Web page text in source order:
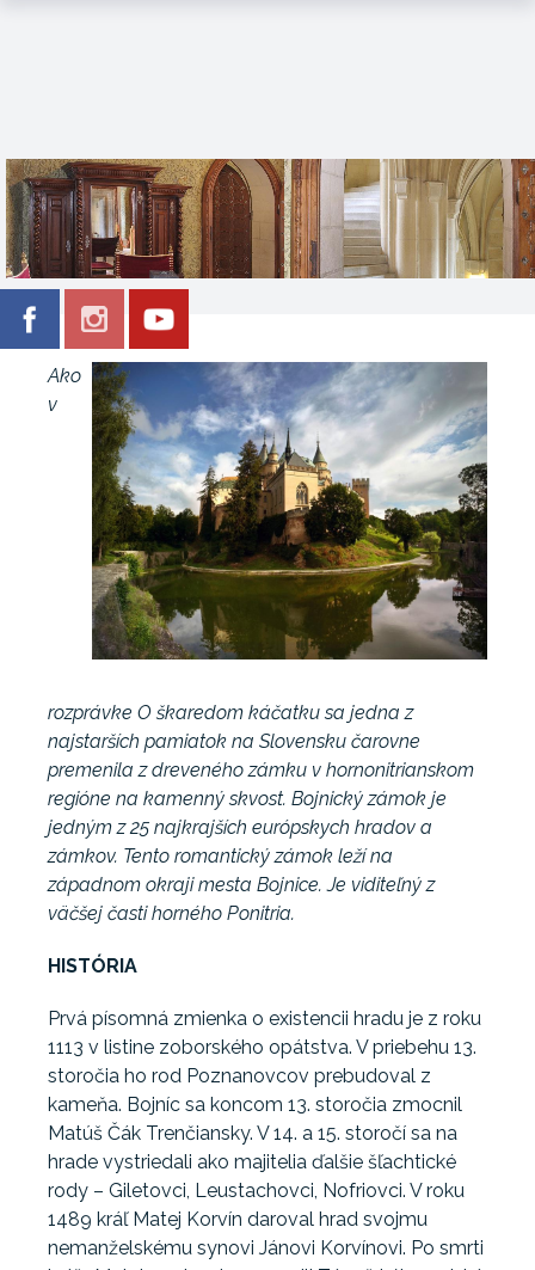
Ako
v
rozprávke O škaredom káčatku sa jedna z
najstarších pamiatok na Slovensku čarovne
premenila z dreveného zámku v hornonitrianskom
regióne na kamenný skvost. Bojnický zámok je
jedným z 25 najkrajších európskych hradov a
zámkov. Tento romantický zámok leží na
západnom okraji mesta Bojnice. Je viditeľný z
väčšej časti horného Ponitria.
HISTÓRIA
Prvá písomná zmienka o existencii hradu je z roku
1113 v listine zoborského opátstva. V priebehu 13.
storočia ho rod Poznanovcov prebudoval z
kameňa. Bojníc sa koncom 13. storočia zmocnil
Matúš Čák Trenčiansky. V 14. a 15. storočí sa na
hrade vystriedali ako majitelia ďalšie šľachtické
rody – Giletovci, Leustachovci, Nofriovci. V roku
1489 kráľ Matej Korvín daroval hrad svojmu
nemanželskému synovi Jánovi Korvínovi. Po smrti